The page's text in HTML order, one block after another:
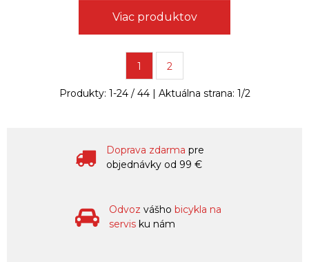
Viac produktov
1 2
Produkty: 1-24/ 44| Aktuálna strana: 1/2
Doprava zdarma pre
objednávky od 99 €
Odvoz vášho bicykla na
servis ku nám